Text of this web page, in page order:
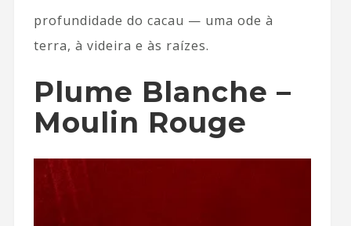
profundidade do cacau — uma ode à
terra, à videira e às raízes.
Plume Blanche –
Moulin Rouge